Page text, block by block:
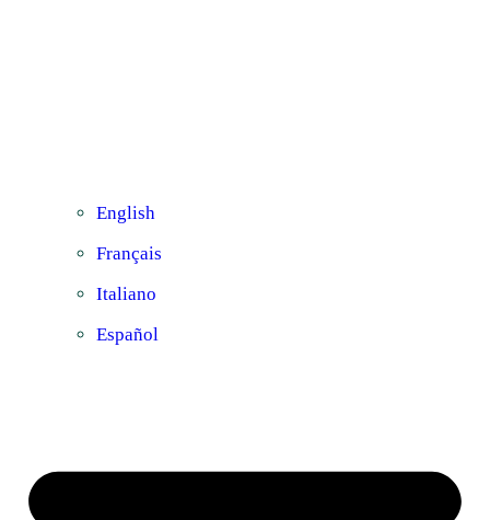
English
Français
Italiano
Español